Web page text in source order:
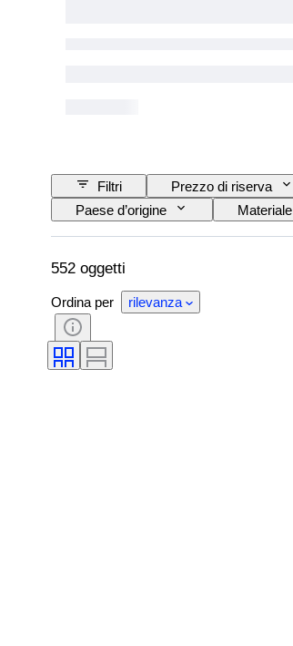
Filtri Prezzo di riserva
Paese d’origine
Materiale
Taglio
Purezza
552 oggetti
Ordina per rilevanza